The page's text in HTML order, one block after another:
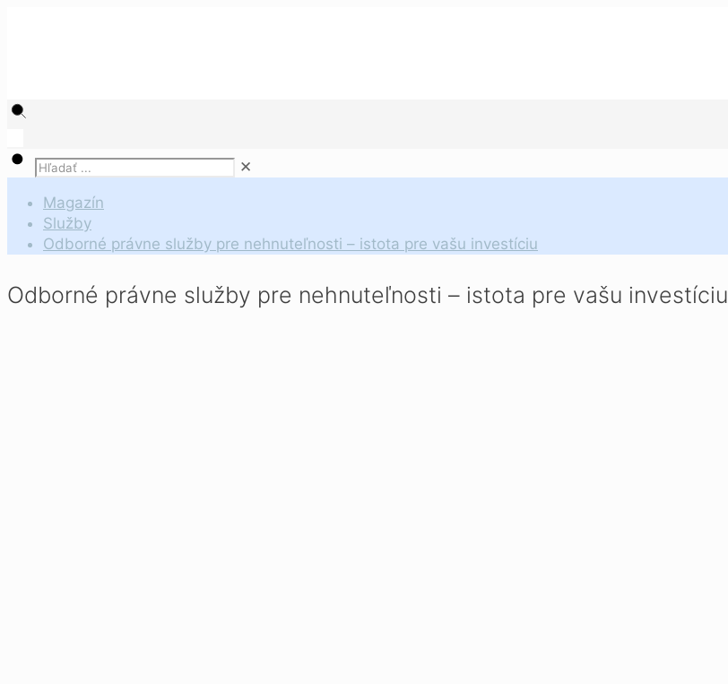
✕
Magazín
Služby
Odborné právne služby pre nehnuteľnosti – istota pre vašu investíciu
Odborné právne služby pre nehnuteľnosti – istota pre vašu investíciu